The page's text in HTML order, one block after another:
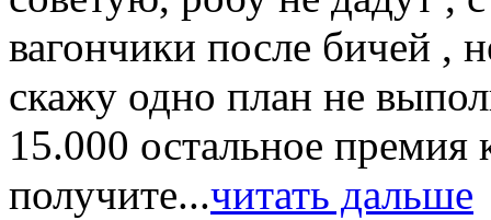
вагончики после бичей ,
скажу одно план не
15.000 остальное премия
получите...читать дальше